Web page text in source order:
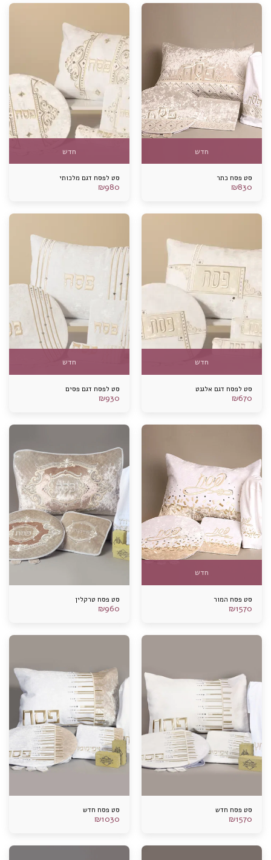
חדש
סט פסח כתר
₪830
חדש
סט לפסח דגם מלכותי
₪980
חדש
סט לפסח דגם אלגנט
₪670
חדש
סט לפסח דגם פסים
₪930
חדש
סט פסח המור
₪1570
סט פסח טרקלין
₪960
סט פסח חדש
₪1570
סט פסח חדש
₪1030